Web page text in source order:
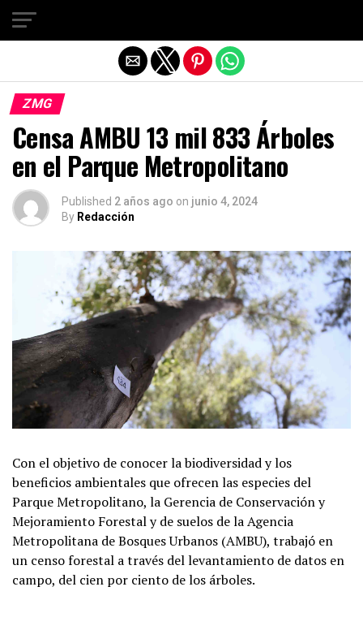
ZMG
Censa AMBU 13 mil 833 Árboles
en el Parque Metropolitano
Published 2 años ago on junio 4, 2024
By Redacción
Con el objetivo de conocer la biodiversidad y los
beneficios ambientales que ofrecen las especies del
Parque Metropolitano, la Gerencia de Conservación y
Mejoramiento Forestal y de suelos de la Agencia
Metropolitana de Bosques Urbanos (AMBU), trabajó en
un censo forestal a través del levantamiento de datos en
campo, del cien por ciento de los árboles.